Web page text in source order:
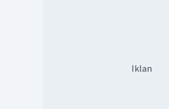
Iklan